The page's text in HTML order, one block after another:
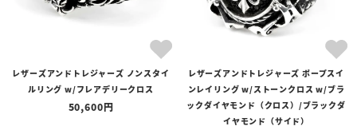
レザーズアンドトレジャーズ ノンスタイ
ルリング w/フレアデリークロス
50,600
レザーズアンドトレジャーズ ポープスイ
ンレイリング w/ストーンクロス w/ブラ
ックダイヤモンド（クロス）/ブラックダ
イヤモンド（サイド）